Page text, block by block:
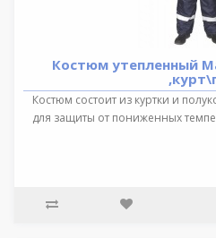
Костюм утепленный
Костюм состоит из куртки и
для защиты от пониженных